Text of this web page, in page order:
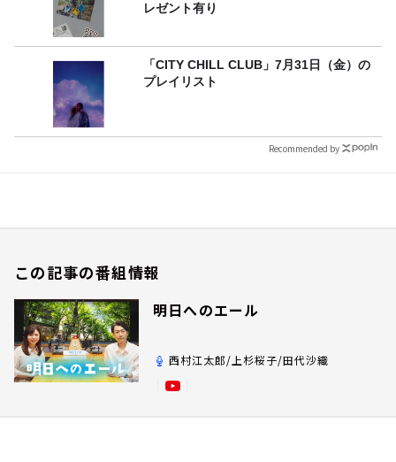
レゼント有り
「CITY CHILL CLUB」7月31日（金）の
プレイリスト
Recommended by
この記事の番組情報
明日へのエール
西村江太郎/上杉桜子/田代沙織